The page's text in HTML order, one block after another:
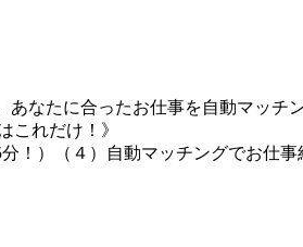
なたに合ったお仕事を自動マッチ
れだけ！》
！）（４）自動マッチングでお仕